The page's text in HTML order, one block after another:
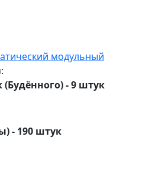
модульный
(Будённого) - 9 штук
- 190 штук